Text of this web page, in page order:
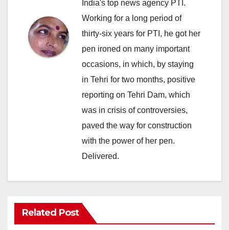
India's top news agency PTI.
Working for a long period of
thirty-six years for PTI, he got her
pen ironed on many important
occasions, in which, by staying
in Tehri for two months, positive
reporting on Tehri Dam, which
was in crisis of controversies,
paved the way for construction
with the power of her pen.
Delivered.
Related Post